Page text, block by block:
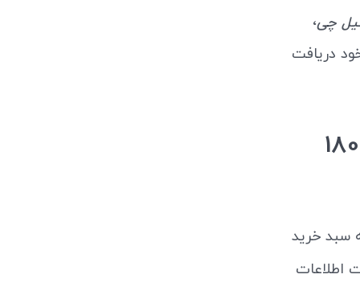
چی،
دریافت
نحوه ثبت سفارش سبزی شوید خشک تیار 180
سبد خرید
اطلاعات